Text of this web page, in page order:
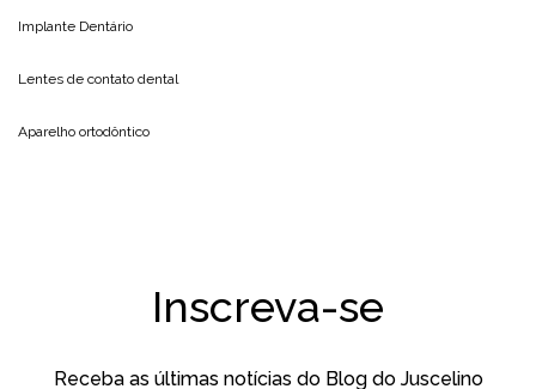
Implante Dentário
Lentes de contato dental
Aparelho ortodôntico
Inscreva-se
Receba as últimas notícias do Blog do Juscelino